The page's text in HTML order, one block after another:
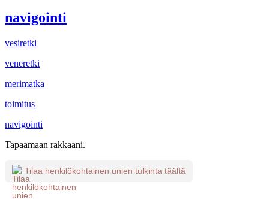
navigointi
vesiretki
veneretki
merimatka
toimitus
navigointi
Tapaamaan rakkaani.
Tilaa henkilökohtainen unien tulkinta täältä